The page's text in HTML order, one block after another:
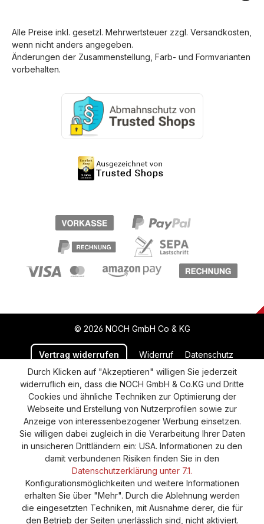
Alle Preise inkl. gesetzl. Mehrwertsteuer zzgl. Versandkosten
wenn nicht anders angegeben.
Änderungen der Zusammenstellung, Farb- und Formvarianten
vorbehalten.
© 2026 NOCH GmbH Co & KG
Vertrag widerrufen Widerruf Datenschutz
Versand und Zahlung AGB
Impressum
Cookie-Einstellungen
Barrierefreiheitserklärung
Durch Klicken auf "Akzeptieren" willigen Sie jederzeit
widerruflich ein, dass die NOCH GmbH & Co.KG und Dritte
Cookies und ähnliche Techniken zur Optimierung der
Webseite und Erstellung von Nutzerprofilen sowie zur
Anzeige von interessenbezogener Werbung einsetzen.
Sie willigen dabei zugleich in die Verarbeitung Ihrer Daten
in unsicheren Drittländern ein: USA. Informationen zu den
damit verbundenen Risiken finden Sie in den
Datenschutzerklärung unter 7.1.
Konfigurationsmöglichkeiten und weitere Informationen
erhalten Sie über "Mehr". Durch die Ablehnung werden
die eingesetzten Techniken, mit Ausnahme derer, die für
den Betrieb der Seiten unerlässlich sind, nicht aktiviert.